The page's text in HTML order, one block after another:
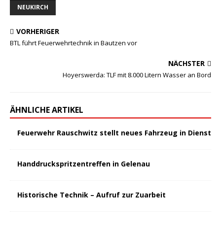
NEUKIRCH
VORHERIGER
BTL führt Feuerwehrtechnik in Bautzen vor
NÄCHSTER
Hoyerswerda: TLF mit 8.000 Litern Wasser an Bord
ÄHNLICHE ARTIKEL
Feuerwehr Rauschwitz stellt neues Fahrzeug in Dienst
Handdruckspritzentreffen in Gelenau
Historische Technik – Aufruf zur Zuarbeit